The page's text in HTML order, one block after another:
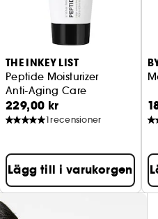
THE INKEY LIST
Peptide Moisturizer
Anti-Aging Care
229,00 kr
1recensioner
Lägg till i varukorgen